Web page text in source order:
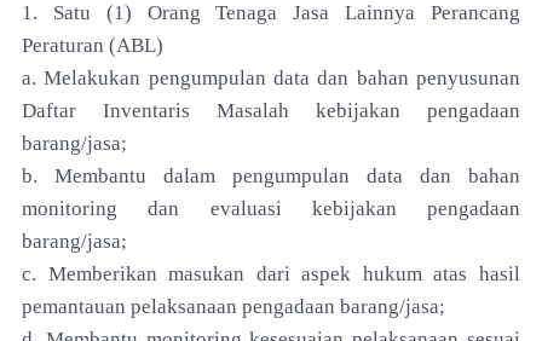
1. Satu (1) Orang Tenaga Jasa Lainnya Perancang
Peraturan (ABL)
a. Melakukan pengumpulan data dan bahan penyusunan
Daftar Inventaris Masalah kebijakan pengadaan
barang/jasa;
b. Membantu dalam pengumpulan data dan bahan
monitoring dan evaluasi kebijakan pengadaan
barang/jasa;
c. Memberikan masukan dari aspek hukum atas hasil
pemantauan pelaksanaan pengadaan barang/jasa;